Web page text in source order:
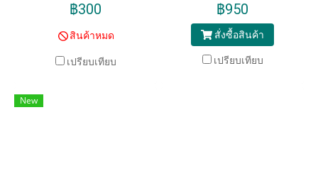
฿300
สินค้าหมด
เปรียบเทียบ
฿950
สั่งซื้อสินค้า
เปรียบเทียบ
New